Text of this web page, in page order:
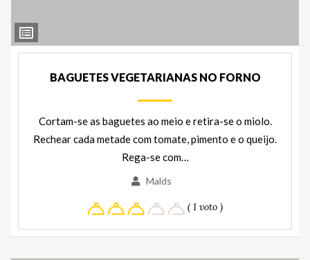
Ver
Ingredientes
BAGUETES VEGETARIANAS NO FORNO
Cortam-se as baguetes ao meio e retira-se o miolo.
Rechear cada metade com tomate, pimento e o queijo.
Rega-se com…
Malds
( 1 voto )